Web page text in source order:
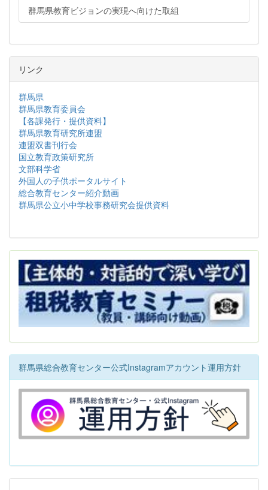
群馬県教育ビジョンの実現へ向けた取組
リンク
群馬県
群馬県教育委員会
【各課発行・提供資料】
群馬県教育研究所連盟
連盟双書刊行会
国立教育政策研究所
文部科学省
外国人の子供ポータルサイト
総合教育センター紹介動画
群馬県公立小中学校事務研究会提供資料
群馬県総合教育センター公式Instagramアカウント運用方針